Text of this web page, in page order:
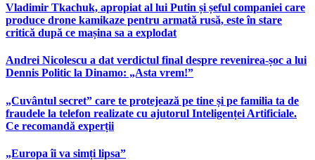
Vladimir Tkachuk, apropiat al lui Putin și șeful companiei care
produce drone kamikaze pentru armată rusă, este în stare
critică după ce mașina sa a explodat
Andrei Nicolescu a dat verdictul final despre revenirea-șoc a lui
Dennis Politic la Dinamo: „Asta vrem!”
„Cuvântul secret” care te protejează pe tine și pe familia ta de
fraudele la telefon realizate cu ajutorul Inteligenței Artificiale.
Ce recomandă experții
„Europa îi va simți lipsa”